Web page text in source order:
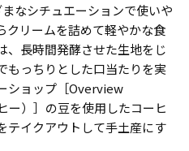
なシチュエーションで使いや
クリームを詰めて軽やかな食
、長時間発酵させた生地をじ
もっちりとした口当たりを実
ショップ［Overview
ー）］の豆を使用したコーヒ
テイクアウトして手土産にす